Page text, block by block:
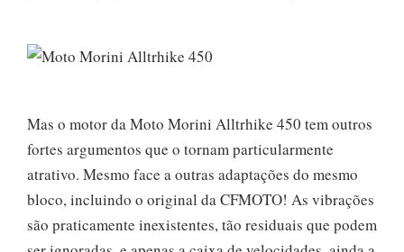
Mas o motor da Moto Morini Alltrhike 450 tem outros
fortes argumentos que o tornam particularmente
atrativo. Mesmo face a outras adaptações do mesmo
bloco, incluindo o original da CFMOTO! As vibrações
são praticamente inexistentes, tão residuais que podem